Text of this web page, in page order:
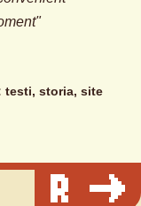
testi, storia, site